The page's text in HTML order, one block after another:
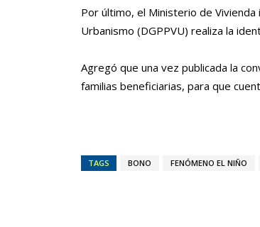
Por último, el Ministerio de
Urbanismo (DGPPVU) realiza la
Agregó que una vez publicada la
familias beneficiarias, para que
TAGS BONO FENÓMENO EL NIÑO